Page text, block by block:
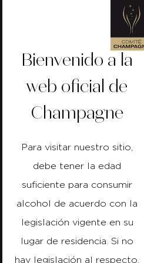
Bienvenido a la
web oficial de
Champagne
Para visitar nuestro sitio,
debe tener la edad
suficiente para consumir
alcohol de acuerdo con la
legislación vigente en su
lugar de residencia. Si no
hay legislación al respecto,
15/06/2026
Champagne
Allemand -
Formation